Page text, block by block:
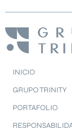
INICIO
GRUPO TRINITY
PORTAFOLIO